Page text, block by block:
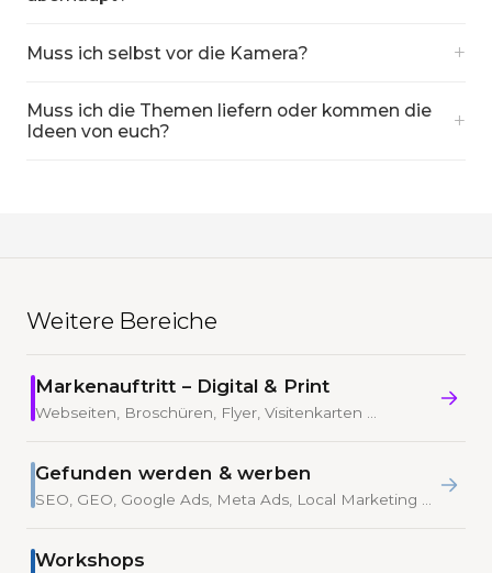
Muss ich selbst vor die Kamera? +
Muss ich die Themen liefern oder kommen die
Ideen von euch?
+
Weitere Bereiche
Markenauftritt – Digital & Print
Webseiten, Broschüren, Flyer, Visitenkarten …
Gefunden werden & werben
SEO, GEO, Google Ads, Meta Ads, Local Marketing …
Workshops